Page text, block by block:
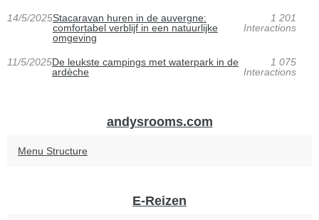
14/5/2025Stacaravan huren in de auvergne:
comfortabel verblijf in een natuurlijke
omgeving
1 201
Interactions
11/5/2025De leukste campings met waterpark in de
ardèche
1 075
Interactions
andysrooms.com
Menu Structure
E-Reizen